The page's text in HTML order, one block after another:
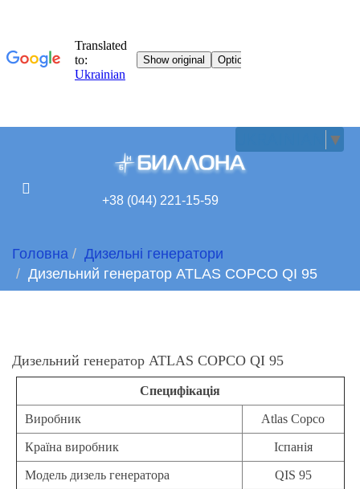
▼
+38 (044) 221-15-59
Головна
Дизельні генератори
Дизельний генератор ATLAS COPCO QI 95
Дизельний генератор ATLAS COPCO QI 95
Специфікація
Виробник Atlas Copco
Країна виробник Іспанія
Модель дизель генератора QIS 95